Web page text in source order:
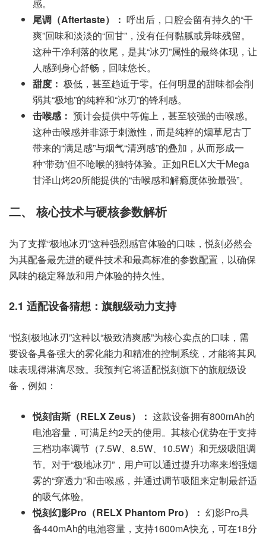
感。
尾调（Aftertaste）： 呼出后，口腔会留有持久的“干
爽”回味和淡淡的“回甘”，没有任何黏腻或异味残留。
这种干净利落的收尾，是其“冰刃”属性的最终体现，让
人感到身心舒畅，回味悠长。
甜度： 极低，甚至趋近于零。任何明显的甜味都会削
弱其“极地”的纯粹和“冰刃”的锋利感。
击喉感： 预计会提供中等偏上，甚至较强的击喉感。
这种击喉感并非源于刺激性，而是纯粹的烟草尼古丁
带来的“满足感”与烟气“清冽感”的叠加，从而形成一
种“带劲”但不呛喉的独特体验。正如RELX大千Mega
甘泽山烤20所能提供的“击喉感和解瘾度体验最强”。
二、 核心技术与硬核参数解析
为了支撑“极地冰刃”这种强烈感官体验的口味，悦刻必然会
为其配备最先进的硬件技术和最高标准的参数配置，以确保
风味的稳定释放和用户体验的持久性。
2.1 适配设备猜想：旗舰级动力支持
“悦刻极地冰刃”这种以“极致清爽感”为核心卖点的口味，需
要设备具备强大的雾化能力和精准的控制系统，才能将其风
味表现得淋漓尽致。我预判它将适配悦刻旗下的旗舰级设
备，例如：
悦刻宙斯（RELX Zeus）： 这款设备拥有800mAh的
电池容量，可满足约2天的使用。其核心优势在于支持
三档功率调节（7.5W、8.5W、10.5W）和无级吸阻调
节。对于“极地冰刃”，用户可以通过提升功率来增强烟
雾的“穿透力”和击喉感，并通过调节吸阻来定制最舒适
的吸气体验。
悦刻幻影Pro（RELX Phantom Pro）： 幻影Pro具
备440mAh的电池容量，支持1600mA快充，可在18分